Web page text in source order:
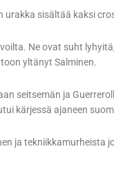
urakka sisältää kaksi
Ne ovat suht
yltänyt Salminen.
seitsemän ja
kärjessä ajaneen
ja tekniikkamurheista